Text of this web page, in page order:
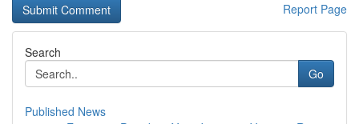
Report Page
Search
Go
Published News